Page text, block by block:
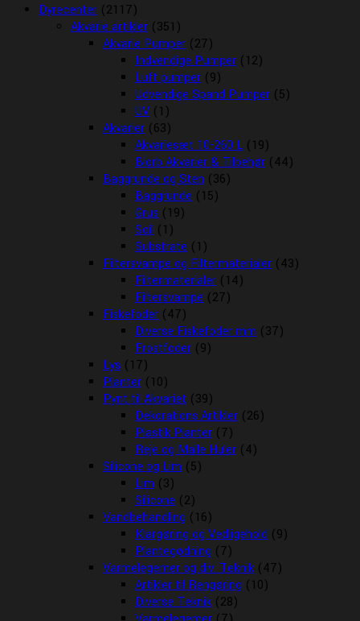
Dyrecenter (2117)
Akvarie artikler (351)
Akvarie Pumper (27)
Indvendige Pumper (12)
Luft pumper (9)
Udvendige Spand Pumper (5)
UV (1)
Akvarier (63)
Akvariesæt 10-260 L (19)
Biorb Akvarier & Tilbehør (44)
Baggrunde og Sten (36)
Baggrunde (15)
Grus (19)
Soil (1)
Substrate (1)
Filtersvampe og Filtermaterialer (43)
Filtermaterialer (14)
Filtersvampe (27)
Fiskefoder (47)
Diverse Fiskefoder mm (37)
Frostfoder (9)
Lys (17)
Planter (10)
Pynt til Akvariet (39)
Dekorations Artikler (26)
Plastik Planter (7)
Reje og Malle Huler (4)
Silicone og Lim (5)
Lim (3)
Silicone (2)
Vandbehandling (16)
Klargøring og Vedligehold (9)
Plantegødning (7)
Varmelegemer og div. Teknik (47)
Artikler til Rengøring (10)
Diverse Teknik (28)